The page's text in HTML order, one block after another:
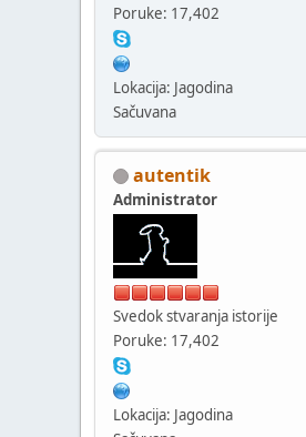
Poruke: 17,402
Lokacija: Jagodina
Sačuvana
autentik
Administrator
Svedok stvaranja istorije
Poruke: 17,402
Lokacija: Jagodina